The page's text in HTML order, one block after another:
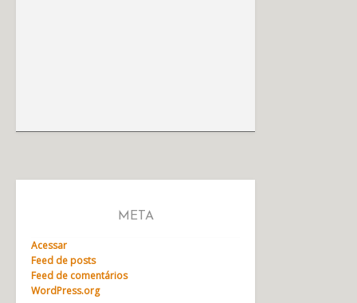
META
Acessar
Feed de posts
Feed de comentários
WordPress.org